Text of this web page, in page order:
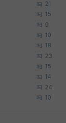
21
15
9
10
18
23
15
14
24
10